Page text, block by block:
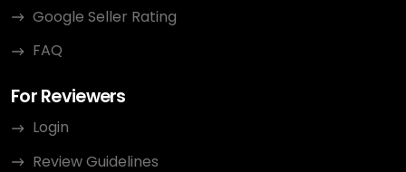
Google Seller Rating
FAQ
For Reviewers
Login
Review Guidelines